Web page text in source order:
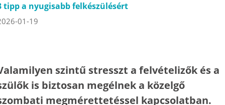
tipp a nyugisabb felkészülésért
01-19
szintű stresszt a felvételizők és a
is biztosan megélnek a közelgő
megmérettetéssel kapcsolatban.